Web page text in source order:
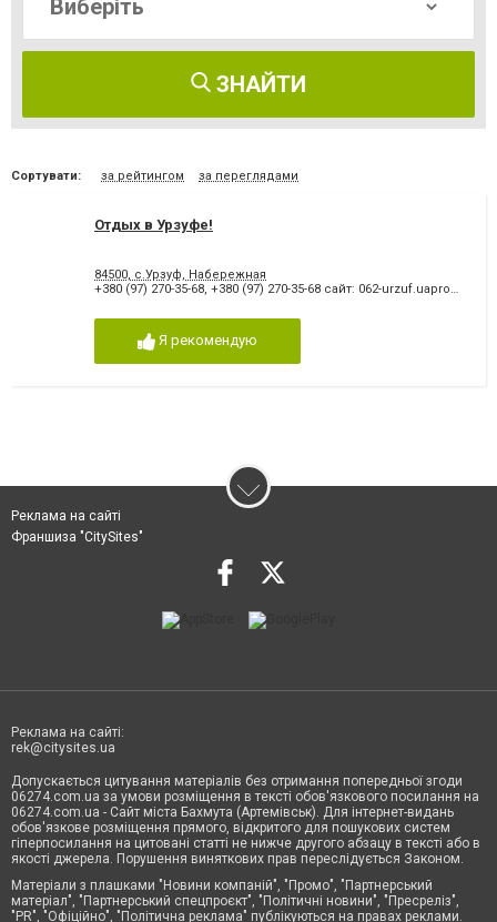
ЗНАЙТИ
Сортувати: за рейтингом за переглядами
Отдых в Урзуфе!
84500, с.Урзуф, Набережная
+380 (97) 270-35-68, +380 (97) 270-35-68 сайт: 062-urzuf.uaprom.net/
Я рекомендую
Реклама на сайті
Франшиза "CitySites"
Реклама на сайті:
rek@citysites.ua
Допускається цитування матеріалів без отримання попередньої згоди
06274.com.ua за умови розміщення в тексті обов'язкового посилання на
06274.com.ua - Сайт міста Бахмута (Артемівськ). Для інтернет-видань
обов'язкове розміщення прямого, відкритого для пошукових систем
гіперпосилання на цитовані статті не нижче другого абзацу в тексті або в
якості джерела. Порушення виняткових прав переслідується Законом.
Матеріали з плашками "Новини компаній", "Промо", "Партнерський
матеріал", "Партнерський спецпроєкт", "Політичні новини", "Пресреліз",
"PR", "Офіційно", "Політична реклама" публікуються на правах реклами.